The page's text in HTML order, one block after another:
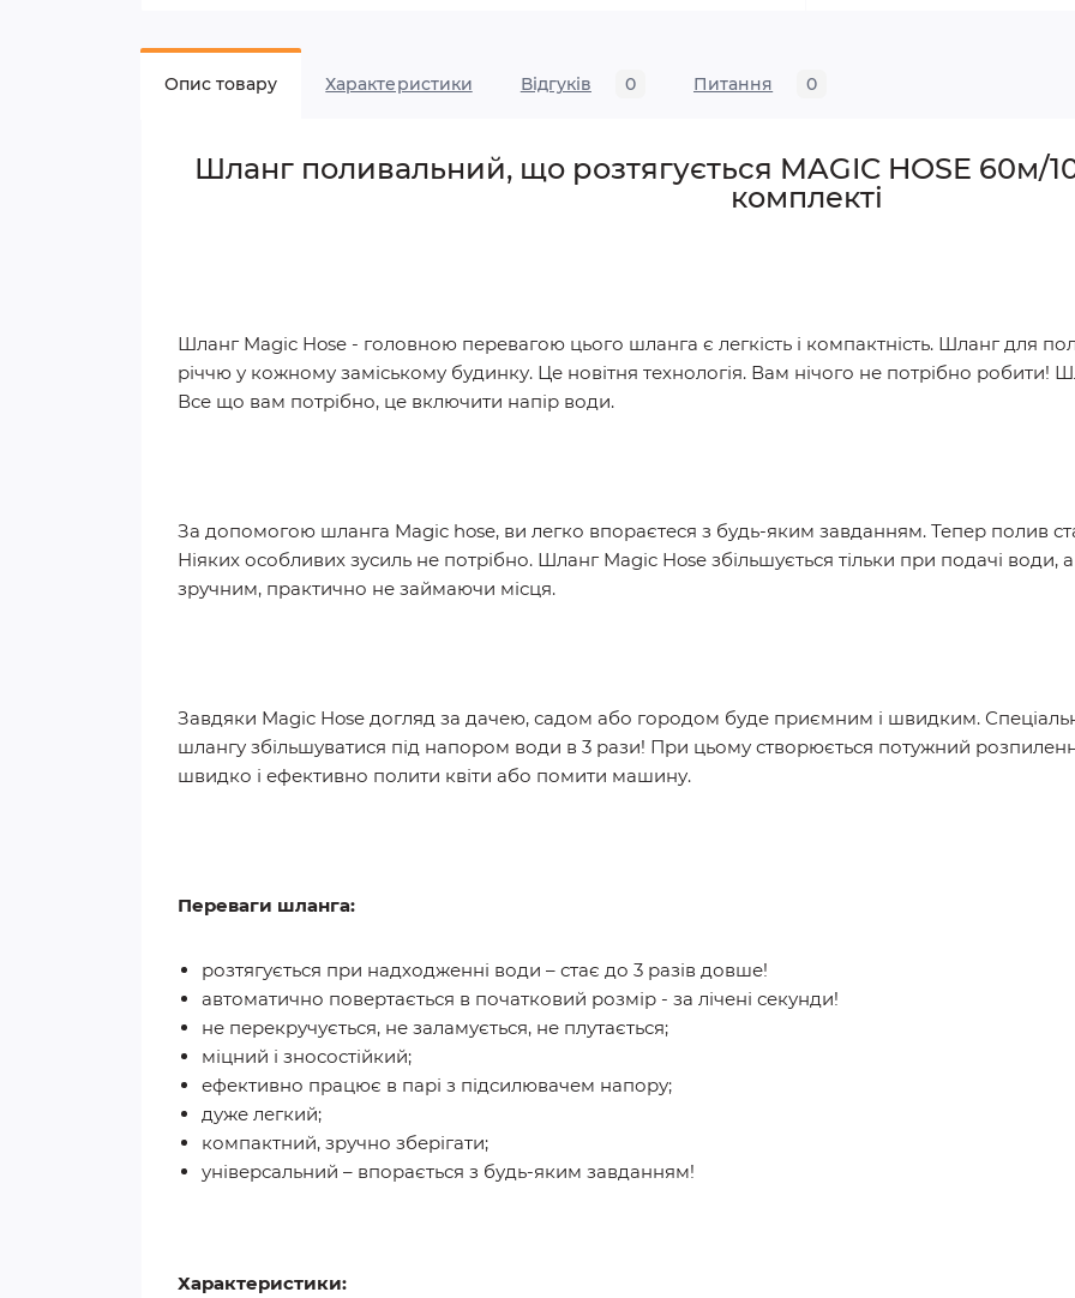
Опис товару Характеристики Відгуків 0 Питання 0
Шланг поливальний, що розтягується MAGIC HOSE 60м/
комплекті
Шланг Magic Hose - головною перевагою цього шланга є легкість і компактність. Шланг для
річчю у кожному заміському будинку. Це новітня технологія. Вам нічого не потрібно
Все що вам потрібно, це включити напір води.
За допомогою шланга Magic hose, ви легко впораєтеся з будь-яким завданням. Тепер полив
Ніяких особливих зусиль не потрібно. Шланг Magic Hose збільшується тільки при подачі води,
зручним, практично не займаючи місця.
Завдяки Magic Hose догляд за дачею, садом або городом буде приємним і швидким.
шлангу збільшуватися під напором води в 3 рази! При цьому створюється потужний
швидко і ефективно полити квіти або помити машину.
Переваги шланга:
розтягується при надходженні води – стає до 3 разів довше!
автоматично повертається в початковий розмір - за лічені секунди!
не перекручується, не заламується, не плутається;
міцний і зносостійкий;
ефективно працює в парі з підсилювачем напору;
дуже легкий;
компактний, зручно зберігати;
універсальний – впорається з будь-яким завданням!
Характеристики: